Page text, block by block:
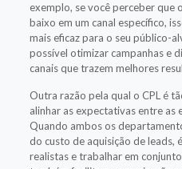
exemplo, se você perceber que
baixo em um canal específico,
mais eficaz para o seu público-
possível otimizar campanhas e
canais que trazem melhores
Outra razão pela qual o CPL é
alinhar as expectativas entre as
Quando ambos os
do custo de aquisição de leads,
realistas e trabalhar em